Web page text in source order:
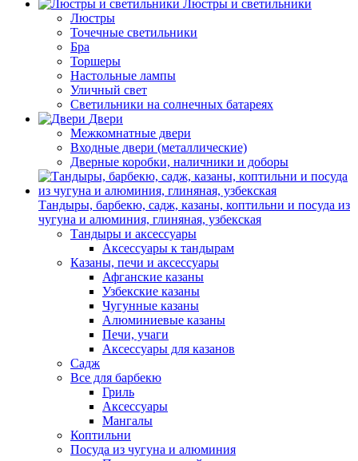
Люстры и светильники
Люстры
Точечные светильники
Бра
Торшеры
Настольные лампы
Уличный свет
Светильники на солнечных батареях
Двери
Межкомнатные двери
Входные двери (металлические)
Дверные коробки, наличники и доборы
Тандыры, барбекю, садж, казаны, коптильни и посуда из
чугуна и алюминия, глиняная, узбекская
Тандыры и аксессуары
Аксессуары к тандырам
Казаны, печи и аксессуары
Афганские казаны
Узбекские казаны
Чугунные казаны
Алюминиевые казаны
Печи, учаги
Аксессуары для казанов
Садж
Все для барбекю
Гриль
Аксессуары
Мангалы
Коптильни
Посуда из чугуна и алюминия